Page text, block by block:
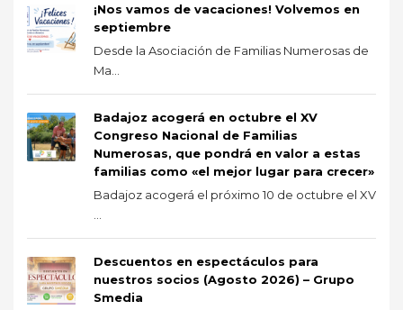
¡Nos vamos de vacaciones! Volvemos en
septiembre
Desde la Asociación de Familias Numerosas de
Ma...
Badajoz acogerá en octubre el XV
Congreso Nacional de Familias
Numerosas, que pondrá en valor a estas
familias como «el mejor lugar para crecer»
Badajoz acogerá el próximo 10 de octubre el XV
Descuentos en espectáculos para
nuestros socios (Agosto 2026) – Grupo
Smedia